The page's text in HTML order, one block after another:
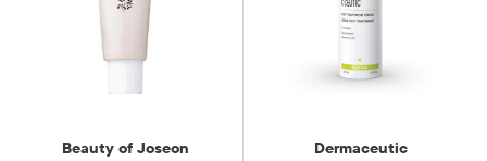
Beauty of Joseon Dermaceutic